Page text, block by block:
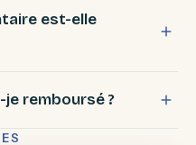
est-elle
remboursé ?